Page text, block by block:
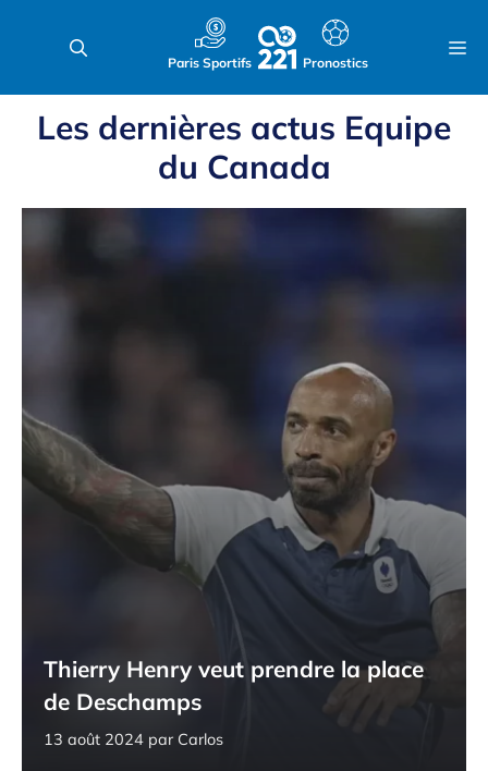
Paris Sportifs Pronostics
Les dernières actus Equipe
du Canada
Thierry Henry veut prendre la place
de Deschamps
13 août 2024 par Carlos